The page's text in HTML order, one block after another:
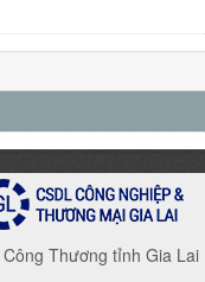
Thương tỉnh Gia Lai